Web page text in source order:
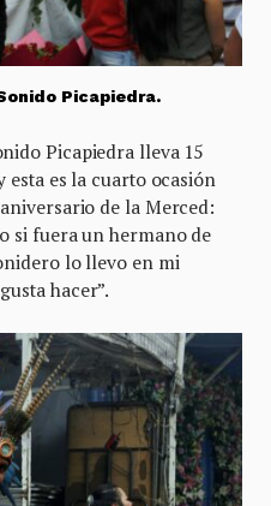
Picapiedra.
Picapiedra lleva 15
es la cuarto ocasión
de la Merced:
si fuera un hermano de
lo llevo en mi
hacer”.